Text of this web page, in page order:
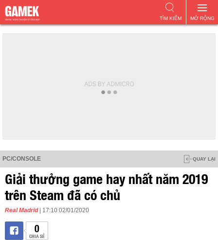
MỞ RỘNG
TÌM KIẾM
PC/CONSOLE QUAY LẠI
Giải thưởng game hay nhất năm 2019
trên Steam đã có chủ
Real Madrid | 17:10 02/01/2020
0
CHIA SẺ